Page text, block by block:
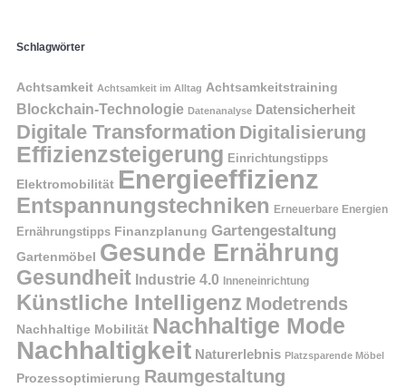
Schlagwörter
Achtsamkeit Achtsamkeit im Alltag Achtsamkeitstraining
Blockchain-Technologie Datenanalyse Datensicherheit
Digitale Transformation Digitalisierung
Effizienzsteigerung Einrichtungstipps
Elektromobilität Energieeffizienz
Entspannungstechniken Erneuerbare Energien
Ernährungstipps Finanzplanung Gartengestaltung
Gartenmöbel Gesunde Ernährung
Gesundheit Industrie 4.0 Inneneinrichtung
Künstliche Intelligenz Modetrends
Nachhaltige Mobilität Nachhaltige Mode
Nachhaltigkeit Naturerlebnis Platzsparende Möbel
Prozessoptimierung Raumgestaltung